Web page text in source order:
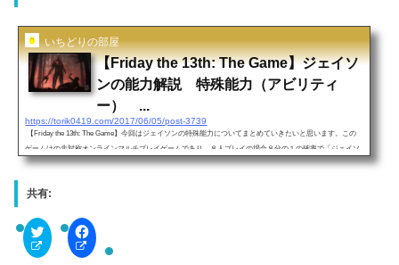
いちどりの部屋
【Friday the 13th: The Game】ジェイソ
ンの能力解説 特殊能力（アビリティ
ー） ...
https://torik0419.com/2017/06/05/post-3739
【Friday the 13th: The Game】今回はジェイソンの特殊能力についてまとめていきたいと思います。この
ゲームはの非対称オンラインマルチプレイゲームであり、８人プレイの場合８分の１の確率で「ジェイソ
ン」を使用できます。その貴重な確率でプレイできるジェイソンを早く極めたい、という方も多いと思う
め 攻略 生存者の生き残り方 全ジェイソンの種類（スキン） 能力 解説 ・ジェイソンの基本能力（特殊能
共有:
C
i
F
a
c